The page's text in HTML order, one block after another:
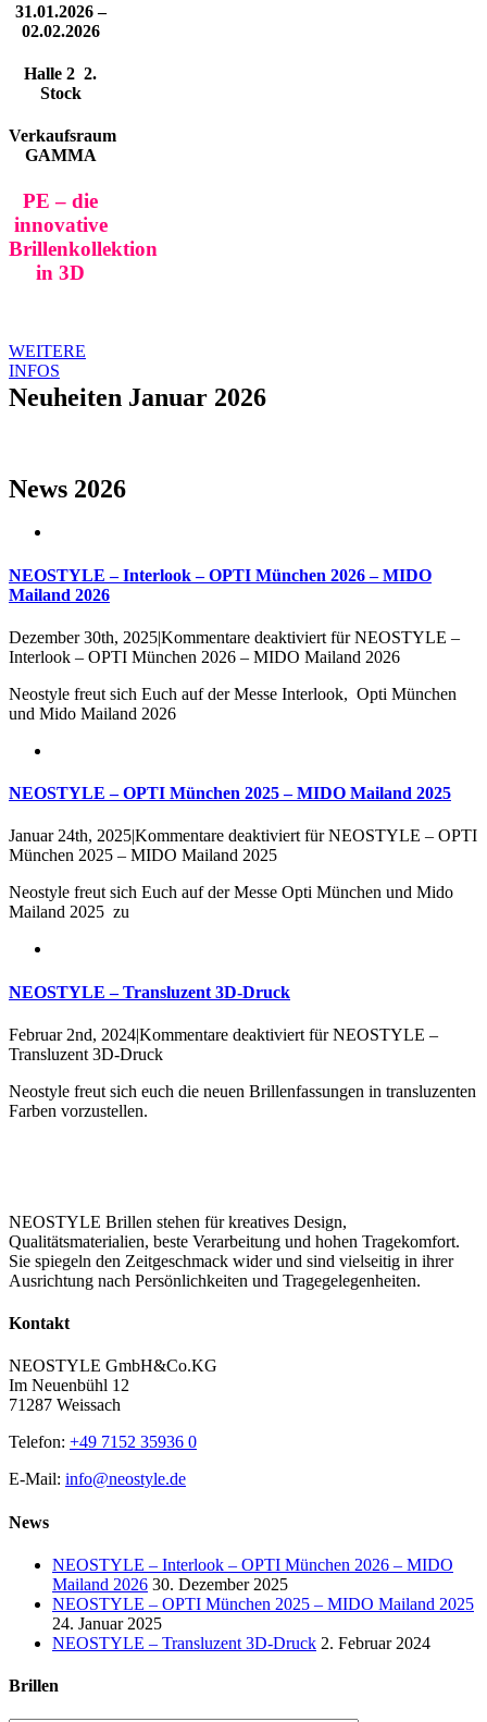
31.01.2026 –
02.02.2026
Halle 2 2.
Stock
Verkaufsraum
GAMMA
PE – die
innovative
Brillenkollektion
in 3D
WEITERE
INFOS
Neuheiten Januar 2026
News 2026
NEOSTYLE – Interlook – OPTI München 2026 – MIDO
Mailand 2026
Dezember 30th, 2025|Kommentare deaktiviert für NEOSTYLE –
Interlook – OPTI München 2026 – MIDO Mailand 2026
Neostyle freut sich Euch auf der Messe Interlook, Opti München
und Mido Mailand 2026
NEOSTYLE – OPTI München 2025 – MIDO Mailand 2025
Januar 24th, 2025|Kommentare deaktiviert für NEOSTYLE – OPTI
München 2025 – MIDO Mailand 2025
Neostyle freut sich Euch auf der Messe Opti München und Mido
Mailand 2025 zu
NEOSTYLE – Transluzent 3D-Druck
Februar 2nd, 2024|Kommentare deaktiviert für NEOSTYLE –
Transluzent 3D-Druck
Neostyle freut sich euch die neuen Brillenfassungen in transluzenten
Farben vorzustellen.
NEOSTYLE Brillen stehen für kreatives Design,
Qualitätsmaterialien, beste Verarbeitung und hohen Tragekomfort.
Sie spiegeln den Zeitgeschmack wider und sind vielseitig in ihrer
Ausrichtung nach Persönlichkeiten und Tragegelegenheiten.
Kontakt
NEOSTYLE GmbH&Co.KG
Im Neuenbühl 12
71287 Weissach
Telefon: +49 7152 35936 0
E-Mail: info@neostyle.de
News
NEOSTYLE – Interlook – OPTI München 2026 – MIDO
Mailand 2026 30. Dezember 2025
NEOSTYLE – OPTI München 2025 – MIDO Mailand 2025
24. Januar 2025
NEOSTYLE – Transluzent 3D-Druck 2. Februar 2024
Brillen